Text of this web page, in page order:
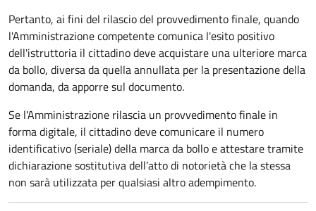
Pertanto, ai fini del rilascio del provvedimento finale, quando
l'Amministrazione competente comunica l'esito positivo
dell'istruttoria il cittadino deve acquistare una ulteriore marca
da bollo, diversa da quella annullata per la presentazione della
domanda, da apporre sul documento.
Se l'Amministrazione rilascia un provvedimento finale in
forma digitale, il cittadino devecomunicare il numero
identificativo (seriale) della marca da bollo e attestare tramite
dichiarazione sostitutiva dell’atto di notorietà che la stessa
non sarà utilizzata per qualsiasi altro adempimento.